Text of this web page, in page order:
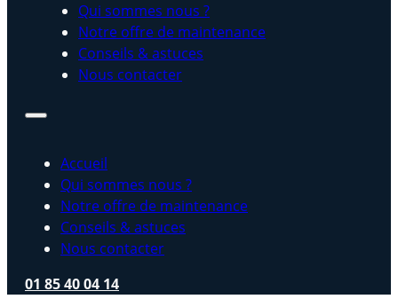
Qui sommes nous ?
Notre offre de maintenance
Conseils & astuces
Nous contacter
Accueil
Qui sommes nous ?
Notre offre de maintenance
Conseils & astuces
Nous contacter
01 85 40 04 14